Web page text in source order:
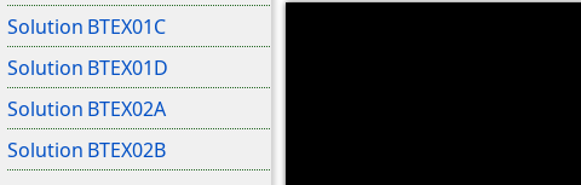
Solution BTEX01C
Solution BTEX01D
Solution BTEX02A
Solution BTEX02B